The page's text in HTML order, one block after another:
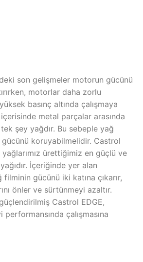
son gelişmeler motorun gücünü
motorlar daha zorlu
basınç altında çalışmaya
metal parçalar arasında
şey yağdır. Bu sebeple yağ
gücünü koruyabilmelidir. Castrol
ürettiğimiz en güçlü ve
İçeriğinde yer alan
filminin gücünü iki katına çıkarır,
önler ve sürtünmeyi azaltır.
Castrol EDGE,
çalışmasına